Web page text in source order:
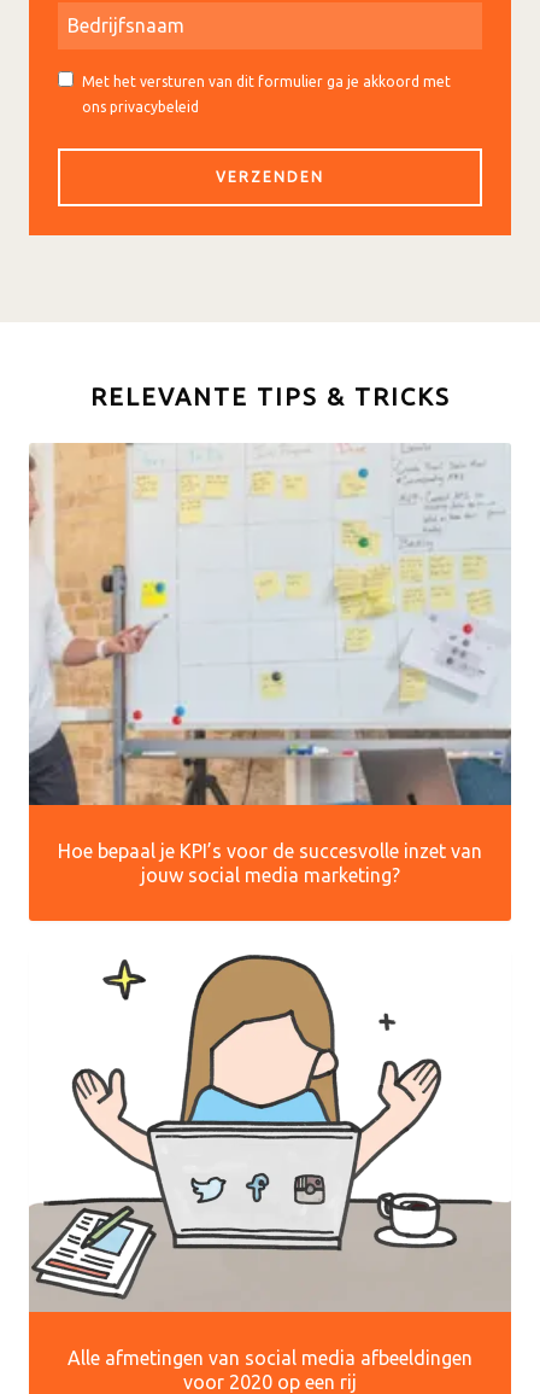
Met het versturen van dit formulier ga je akkoord met
ons privacybeleid
RELEVANTE TIPS & TRICKS
Hoe bepaal je KPI’s voor de succesvolle inzet van
jouw social media marketing?
Alle afmetingen van social media afbeeldingen
voor 2020 op een rij